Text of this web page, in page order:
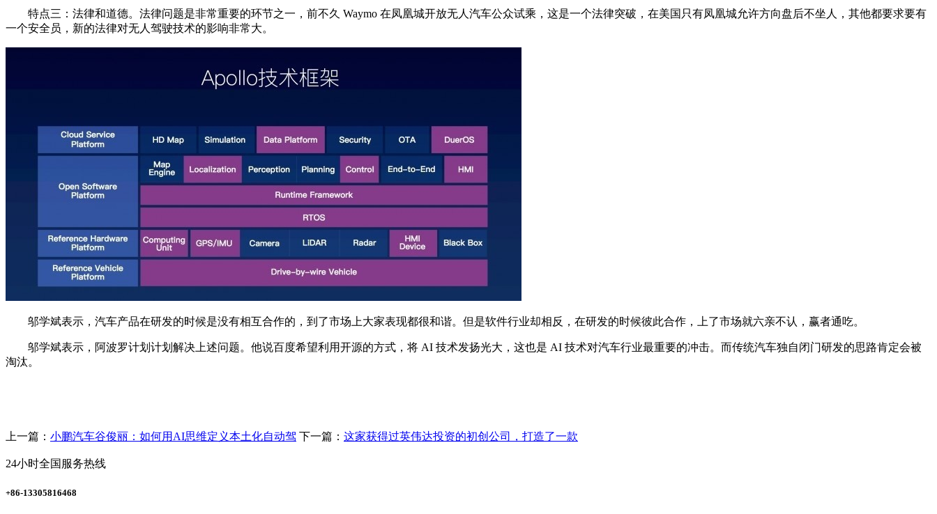
特点三：法律和道德。法律问题是非常重要的环节之一，前不久 Waymo 在凤凰城开放无人汽车公众试乘，这是一个法律突破，在美国只有凤凰城允许方向盘后不坐人，其他都要求要有
一个安全员，新的法律对无人驾驶技术的影响非常大。
邬学斌表示，汽车产品在研发的时候是没有相互合作的，到了市场上大家表现都很和谐。但是软件行业却相反，在研发的时候彼此合作，上了市场就六亲不认，赢者通吃。
邬学斌表示，阿波罗计划计划解决上述问题。他说百度希望利用开源的方式，将 AI 技术发扬光大，这也是 AI 技术对汽车行业最重要的冲击。而传统汽车独自闭门研发的思路肯定会被
淘汰。
上一篇： 小鹏汽车谷俊丽：如何用AI思维定义本土化自动驾 下一篇： 这家获得过英伟达投资的初创公司，打造了一款
24小时全国服务热线
+86-13305816468